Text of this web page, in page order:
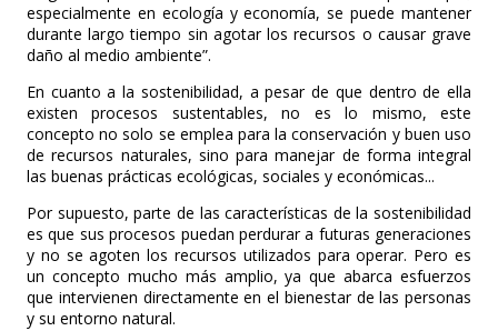
especialmente en ecología y economía, se puede mantener
durante largo tiempo sin agotar los recursos o causar grave
daño al medio ambiente”.
En cuanto a la sostenibilidad, a pesar de que dentro de ella
existen procesos sustentables, no es lo mismo, este
concepto no solo se emplea para la conservación y buen uso
de recursos naturales, sino para manejar de forma integral
las buenas prácticas ecológicas, sociales y económicas...
Por supuesto, parte de las características de la sostenibilidad
es que sus procesos puedan perdurar a futuras generaciones
y no se agoten los recursos utilizados para operar. Pero es
un concepto mucho más amplio, ya que abarca esfuerzos
que intervienen directamente en el bienestar de las personas
y su entorno natural.